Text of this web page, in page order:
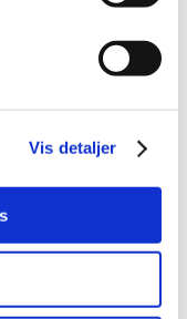
Vis detaljer
og dyr